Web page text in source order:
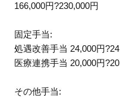
166,000円?230,000円
固定手当:
処遇改善手当 24,000円
医療連携手当 20,000円
その他手当: